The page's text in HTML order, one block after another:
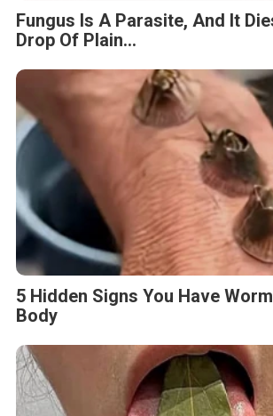
Fungus Is A Parasite, And It
Drop Of Plain...
5 Hidden Signs You Have
Body